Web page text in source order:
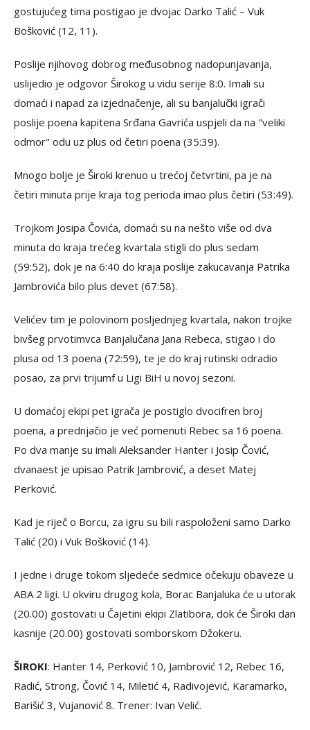
gostujućeg tima postigao je dvojac Darko Talić – Vuk
Bošković (12, 11).
Poslije njihovog dobrog međusobnog nadopunjavanja,
uslijedio je odgovor Širokog u vidu serije 8:0. Imali su
domaći i napad za izjednačenje, ali su banjalučki igrači
poslije poena kapitena Srđana Gavrića uspjeli da na "veliki
odmor" odu uz plus od četiri poena (35:39).
Mnogo bolje je Široki krenuo u trećoj četvrtini, pa je na
četiri minuta prije kraja tog perioda imao plus četiri (53:49).
Trojkom Josipa Čovića, domaći su na nešto više od dva
minuta do kraja trećeg kvartala stigli do plus sedam
(59:52), dok je na 6:40 do kraja poslije zakucavanja Patrika
Jambrovića bilo plus devet (67:58).
Velićev tim je polovinom posljednjeg kvartala, nakon trojke
bivšeg prvotimvca Banjalučana Jana Rebeca, stigao i do
plusa od 13 poena (72:59), te je do kraj rutinski odradio
posao, za prvi trijumf u Ligi BiH u novoj sezoni.
U domaćoj ekipi pet igrača je postiglo dvocifren broj
poena, a prednjačio je već pomenuti Rebec sa 16 poena.
Po dva manje su imali Aleksander Hanter i Josip Čović,
dvanaest je upisao Patrik Jambrović, a deset Matej
Perković.
Kad je riječ o Borcu, za igru su bili raspoloženi samo Darko
Talić (20) i Vuk Bošković (14).
I jedne i druge tokom sljedeće sedmice očekuju obaveze u
ABA 2 ligi. U okviru drugog kola, Borac Banjaluka će u utorak
(20.00) gostovati u Čajetini ekipi Zlatibora, dok će Široki dan
kasnije (20.00) gostovati somborskom Džokeru.
ŠIROKI: Hanter 14, Perković 10, Jambrović 12, Rebec 16,
Radić, Strong, Čović 14, Miletić 4, Radivojević, Karamarko,
Barišić 3, Vujanović 8. Trener: Ivan Velić.